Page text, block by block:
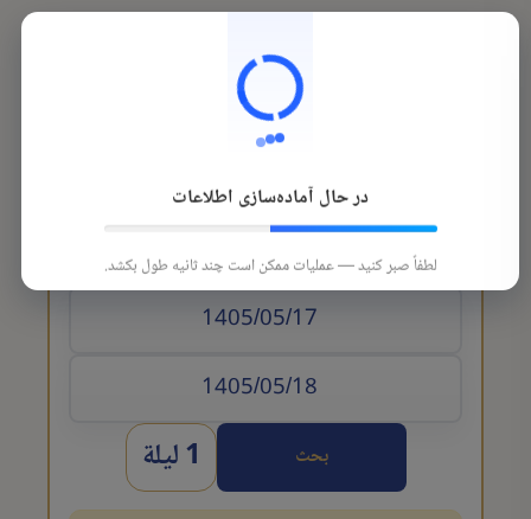
تاريخ الوصول
بحث 1 ليلة
در حال آماده‌سازی اطلاعات
لطفاً صبر کنید — عملیات ممکن است چند ثانیه طول بکشد.